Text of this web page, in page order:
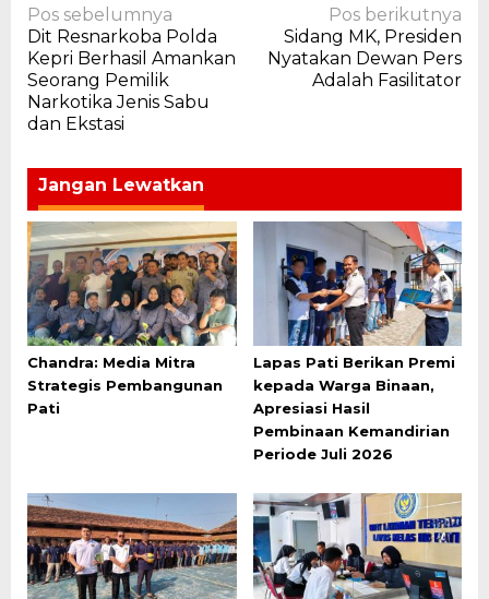
Navigasi
pos
Pos sebelumnya
Dit Resnarkoba Polda
Kepri Berhasil Amankan
Seorang Pemilik
Narkotika Jenis Sabu
dan Ekstasi
Pos berikutnya
Sidang MK, Presiden
Nyatakan Dewan Pers
Adalah Fasilitator
Jangan Lewatkan
Chandra: Media Mitra
Strategis Pembangunan
Pati
Lapas Pati Berikan Premi
kepada Warga Binaan,
Apresiasi Hasil
Pembinaan Kemandirian
Periode Juli 2026